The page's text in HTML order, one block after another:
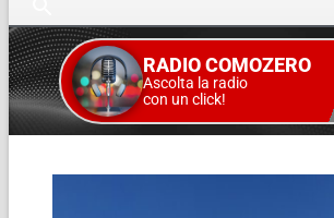
RADIO COMOZERO
Ascolta la radio
con un click!